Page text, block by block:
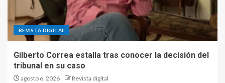
REVISTA DIGITAL
Gilberto Correa estalla tras conocer la decisión del
tribunal en su caso
agosto 6, 2026 Revista digital